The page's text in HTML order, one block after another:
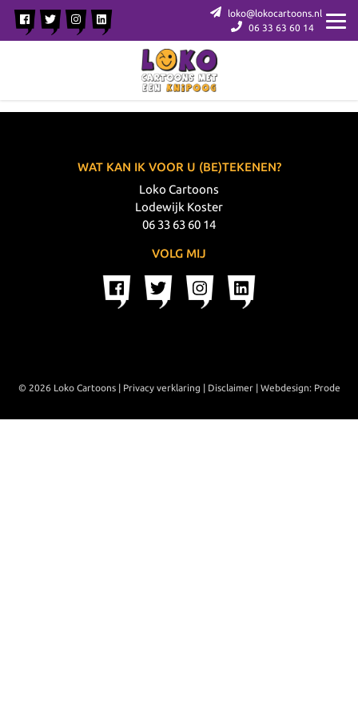
loko@lokocartoons.nl
06 33 63 60 14
WAT KAN IK VOOR U (BE)TEKENEN?
Loko Cartoons
Lodewijk Koster
06 33 63 60 14
VOLG MIJ
© 2026 Loko Cartoons | Privacy verklaring | Disclaimer| Webdesign: Prode